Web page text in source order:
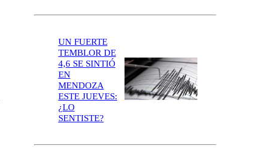
UN FUERTE
TEMBLOR DE
4,6 SE SINTIÓ
EN
MENDOZA
ESTE JUEVES:
¿LO
SENTISTE?